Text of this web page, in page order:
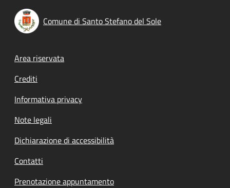
Comune di Santo Stefano del Sole
Footer menu
Area riservata
Crediti
Informativa privacy
Note legali
Dichiarazione di accessibilità
Contatti
Prenotazione appuntamento